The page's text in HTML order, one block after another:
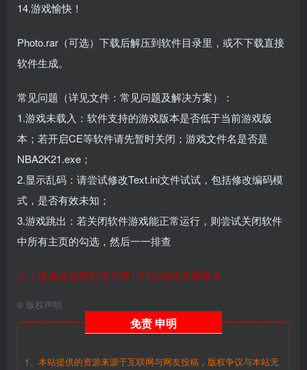
14.游戏愉快！
Photo.rar（可选）下载后解压到软件目录里，或不下载直接
软件生成。
常见问题（详见文件：常见问题及解决方案）：
1.游戏未载入：软件支持的游戏版本是否低于当前游戏版
本；若开启CE等软件请先暂时关闭；游戏文件名是否是
NBA2K21.exe；
2.显示乱码：请尝试修改Text.ini文件试试，包括修改编码模
式，是否有效未知；
3.游戏跳出：若关闭软件游戏能正常运行，则尝试关闭软件
中所有主页的勾选，然后一一排查
注：该修改器目前仅支持1.04之前的游戏版本
© 版权声明
免责 申明
1、本站提供的资源来源于互联网与网友投稿，版权争议与本站无